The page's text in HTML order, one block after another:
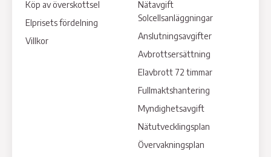
Köp av överskottsel
Elprisets fördelning
Villkor
Nätavgift
Solcellsanläggningar
Anslutningsavgifter
Avbrottsersättning
Elavbrott 72 timmar
Fullmaktshantering
Myndighetsavgift
Nätutvecklingsplan
Övervakningsplan